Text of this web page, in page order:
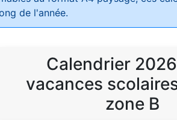
de l'année.
Calendrier
vacances
zone B